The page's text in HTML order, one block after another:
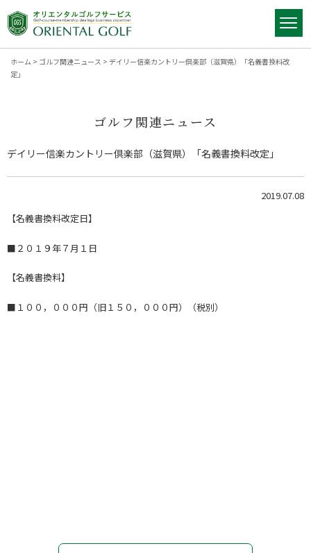
ホーム > ゴルフ関連ニュース > デイリー信楽カントリー倶楽部（滋賀県）「名義書換料改
定」
ゴルフ関連ニュース
デイリー信楽カントリー倶楽部（滋賀県）「名義書換料改定」
2019.07.08
【名義書換料改定日】
■２０１９年７月１日
【名義書換料】
■１００，０００円（旧１５０，０００円）（税別）